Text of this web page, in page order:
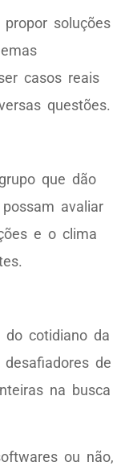
soluções
casos reais
questões.
que dão
avaliar
e o clima
do cotidiano da
de
na busca
ou não,